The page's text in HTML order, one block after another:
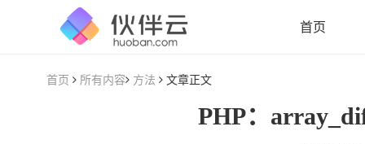
首页
首页 所有内容 方法 文章正文
PHP：